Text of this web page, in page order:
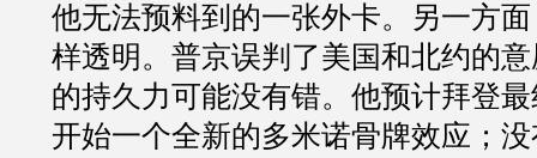
他无法预料到的一张外卡。另一方
样透明。普京误判了美国和北约的
的持久力可能没有错。他预计拜登
开始一个全新的多米诺骨牌效应；